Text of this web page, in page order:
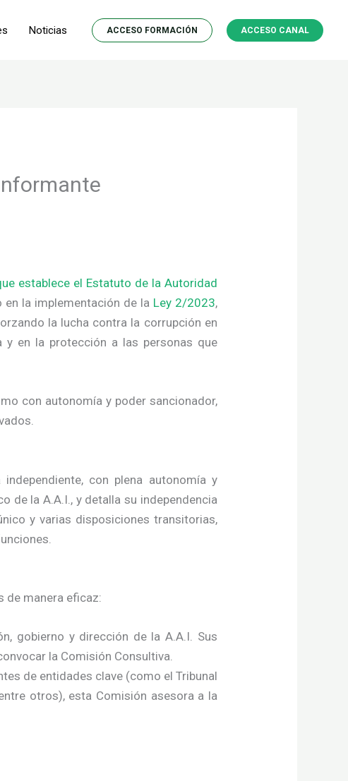
Noticias ACCESO FORMACIÓN ACCESO CANAL
establece el Estatuto de la Autoridad
en la implementación de la Ley 2/2023,
la lucha contra la corrupción en
y en la protección a las personas que
con autonomía y poder sancionador,
con plena autonomía y
de la A.A.I., y detalla su independencia
y varias disposiciones transitorias,
de manera eficaz:
gobierno y dirección de la A.A.I. Sus
la Comisión Consultiva.
de entidades clave (como el Tribunal
otros), esta Comisión asesora a la